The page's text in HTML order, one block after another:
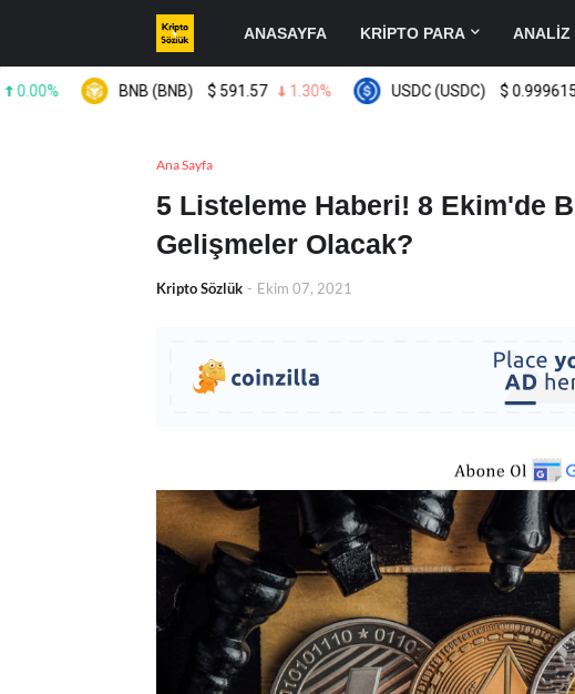
ANASAYFA KRİPTO PARA ANALİZ
BNB (BNB) $591.57 1.30% USDC (USDC) $0.999615
Ana Sayfa
5 Listeleme Haberi! 8 Ekim'de
Gelişmeler Olacak?
Kripto Sözlük - Ekim 07, 2021